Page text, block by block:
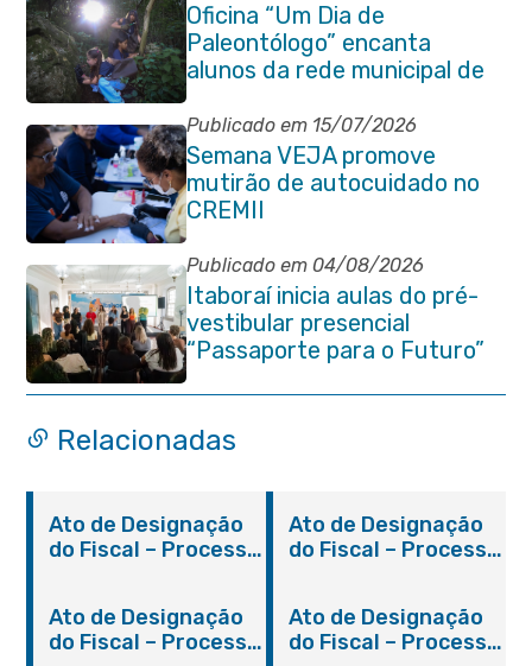
Oficina “Um Dia de
Paleontólogo” encanta
alunos da rede municipal de
Itaboraí
Publicado em 15/07/2026
Semana VEJA promove
mutirão de autocuidado no
CREMII
Publicado em 04/08/2026
Itaboraí inicia aulas do pré-
vestibular presencial
“Passaporte para o Futuro”
Relacionadas
Ato de Designação
do Fiscal – Processo
Ato de Designação
do Fiscal – Processo
Ato de Designação
do Fiscal – Processo
Ato de Designação
do Fiscal – Processo